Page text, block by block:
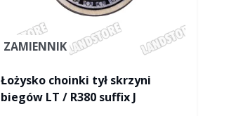
ZAMIENNIK
Łożysko choinki tył skrzyni
biegów LT / R380 suffix J